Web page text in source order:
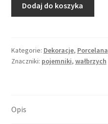
Pojemnik
(cynamon),
porcelana,
Dodaj do koszyka
Kategorie: Dekoracje, Porcelana
Znaczniki: pojemniki, wałbrzych
Opis